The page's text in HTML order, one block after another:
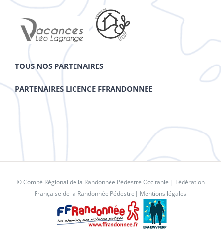
TOUS NOS PARTENAIRES
PARTENAIRES LICENCE FFRANDONNEE
© Comité Régional de la Randonnée Pédestre Occitanie | Fédération
Française de la Randonnée Pédestre | Mentions légales